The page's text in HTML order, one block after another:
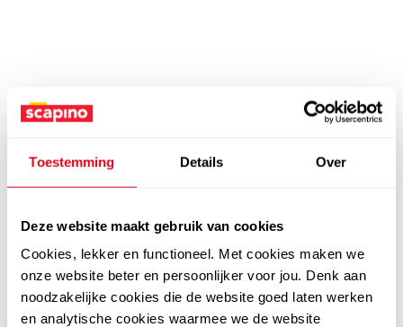
Toestemming Details Over
Deze website maakt gebruik van cookies
Cookies, lekker en functioneel. Met cookies maken we
onze website beter en persoonlijker voor jou. Denk aan
noodzakelijke cookies die de website goed laten werken
en analytische cookies waarmee we de website